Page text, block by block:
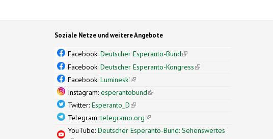
Soziale Netze und weitere Angebote
Facebook:Deutscher Esperanto-Bund(link is external)
Facebook:Deutscher Esperanto-Kongress(link is external)
Facebook:Luminesk'(link is external)
Instagram:esperantobund(link is external)
Twitter:Esperanto_D(link is external)
Telegram:telegramo.org(link is external)
YouTube:Deutscher Esperanto-Bund: Sehenswertes